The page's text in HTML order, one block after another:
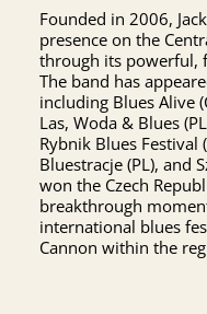
Founded in 2006,
presence on the
through its powerful,
The band has
including Blues Alive
Las, Woda & Blues
Rybnik Blues Festival
Bluestracje (PL), and
won the Czech
breakthrough
international blues
Cannon within the